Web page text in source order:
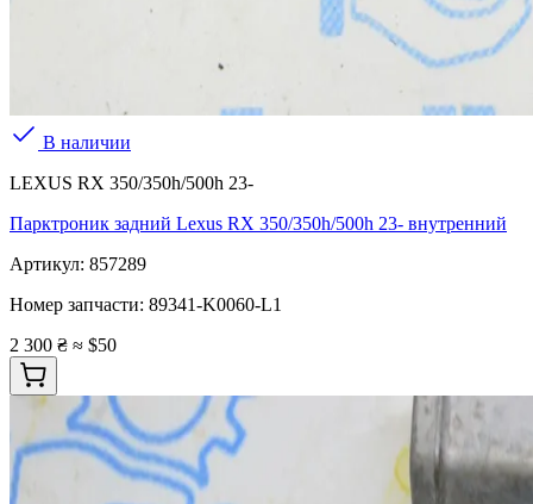
В наличии
LEXUS RX 350/350h/500h 23-
Парктроник задний Lexus RX 350/350h/500h 23- внутренний
Артикул: 857289
Номер запчасти: 89341-K0060-L1
2 300 ₴ ≈ $50